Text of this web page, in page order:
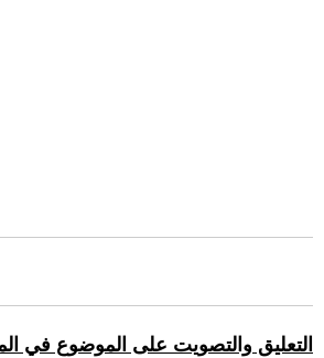
التعليق والتصويت على الموضوع في